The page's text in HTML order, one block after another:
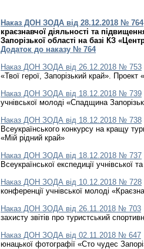
Наказ ДОН ЗОДА від 28.12.2018 № 764
краєзнавчої діяльності та
Запорізької області на базі КЗ
Додаток до наказу № 764
Наказ ДОН ЗОДА від 26.12.2018 № 753
«Твої герої, Запорізький край». Проект
Наказ ДОН ЗОДА від 18.12.2018 № 739
учнівської молоді «Спадщина
Наказ ДОН ЗОДА від 18.12.2018 № 738
Всеукраїнського конкурсу на кращу
«Мій рідний край»
Наказ ДОН ЗОДА від 18.12.2018 № 737
Всеукраїнської експедиції учнівської
Наказ ДОН ЗОДА від 10.12.2018 № 728
конференції учнівської молоді
Наказ ДОН ЗОДА від 26.11.2018 № 703
захисту звітів про туристський
Наказ ДОН ЗОДА від 02.11.2018 № 647
юнацької фотографії «Сто чудес